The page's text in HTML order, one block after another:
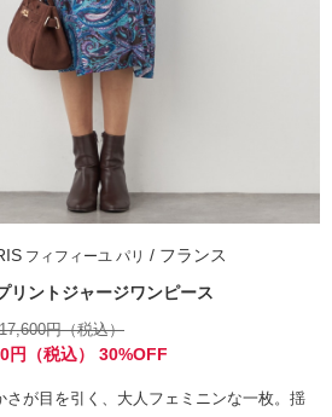
フィフィーユ パリ / フランス
リントジャージワンピース
17,600円（税込）
円（税込） 30%OFF
さが目を引く、大人フェミニンな一枚。揺